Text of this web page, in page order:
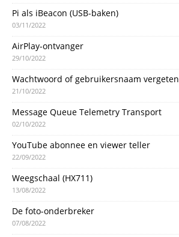
Pi als iBeacon (USB-baken)
03/11/2022
AirPlay-ontvanger
29/10/2022
Wachtwoord of gebruikersnaam vergeten
21/10/2022
Message Queue Telemetry Transport
02/10/2022
YouTube abonnee en viewer teller
22/09/2022
Weegschaal (HX711)
13/08/2022
De foto-onderbreker
07/08/2022